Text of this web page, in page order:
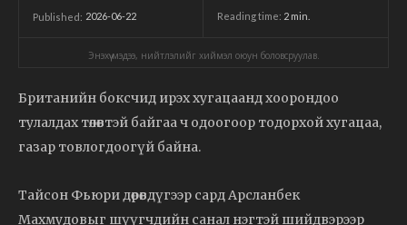
Published: 2026-06-22 Reading time: 2 min.
Энэхүү мэдээ, нийтлэлийг хиймэл оюун боловсруулав.
Британийн боксчид ирэх хугацаанд хоорондоо
тулалдах төлөвтэй байгаа ч одоогоор тодорхой хугацаа,
газар товлогдоогүй байна.
Тайсон Фьюри дөрөвдүгээр сард Арсланбек
Махмудовыг шүүгчдийн санал нэгтэй шийдвэрээр